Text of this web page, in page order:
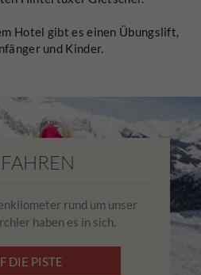
Hotel gibt es einen Übungslift,
und Kinder.
rund um unser
haben es in sich.
DIE PISTE
um verschiedene
Nutzungsinformationen zu
finden Sie in den
von Google
unter
nicht personenbezogene
der Website zu erstellen,
unsere Websites / Apps zu